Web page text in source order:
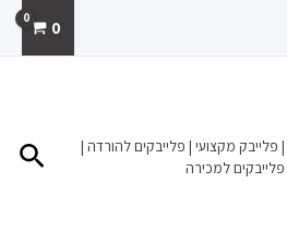
0
פלייבק מקצועי | פלייבקים להורדה |
פלייבקים למכירה